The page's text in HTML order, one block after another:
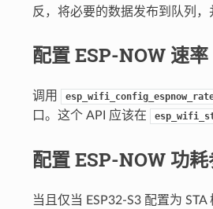
反，将必要的数据发布到队列，
配置 ESP-NOW 速率
调用
口。这个 API 应该在
配置 ESP-NOW 功
当且仅当 ESP32-S3 配置为 STA